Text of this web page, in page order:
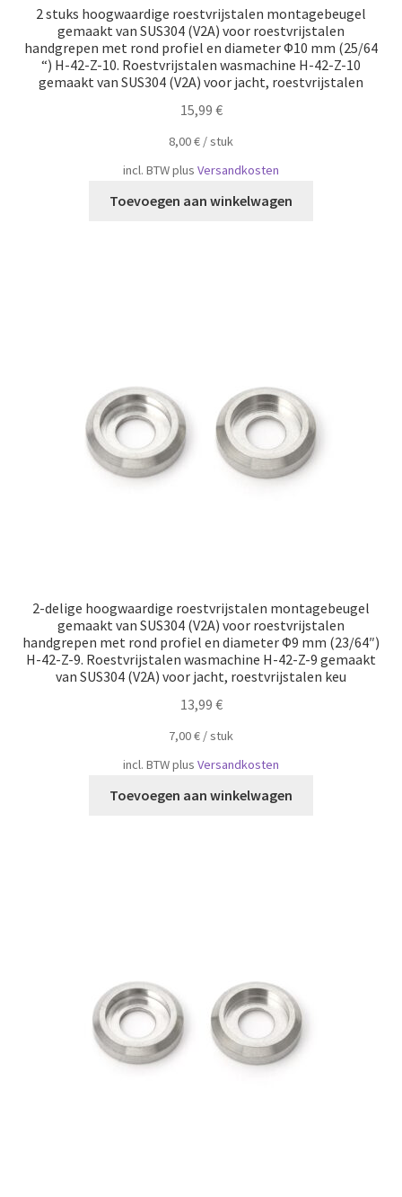
2 stuks hoogwaardige roestvrijstalen montagebeugel
gemaakt van SUS304 (V2A) voor roestvrijstalen
handgrepen met rond profiel en diameter Φ10 mm (25/64
“) H-42-Z-10. Roestvrijstalen wasmachine H-42-Z-10
gemaakt van SUS304 (V2A) voor jacht, roestvrijstalen
15,99 €
8,00€ /​​stuk
incl. BTWplus Versandkosten
Toevoegen aan winkelwagen
2-delige hoogwaardige roestvrijstalen montagebeugel
gemaakt van SUS304 (V2A) voor roestvrijstalen
handgrepen met rond profiel en diameter Φ9 mm (23/64″)
H-42-Z-9. Roestvrijstalen wasmachine H-42-Z-9 gemaakt
van SUS304 (V2A) voor jacht, roestvrijstalen keu
13,99 €
7,00€ /​​stuk
incl. BTWplus Versandkosten
Toevoegen aan winkelwagen